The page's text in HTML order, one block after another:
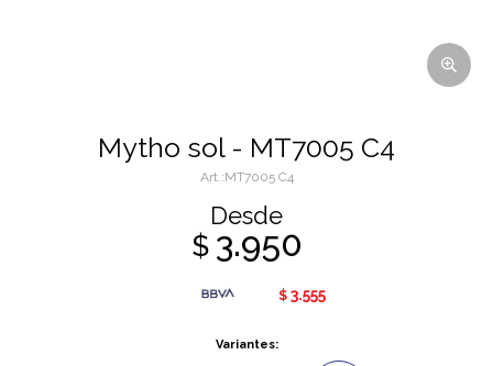
Mytho sol - MT7005 C4
MT7005 C4
Desde
$ 3.950
$ 3.555
Variantes: